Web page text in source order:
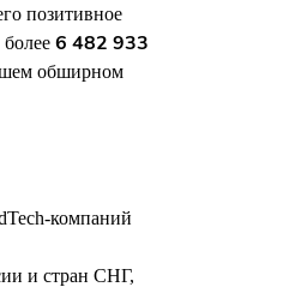
позитивное
6 482 933
обширном
компаний
и стран СНГ,